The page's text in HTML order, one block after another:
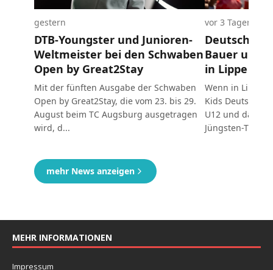
MEHR INFORMATIONEN
Impressum